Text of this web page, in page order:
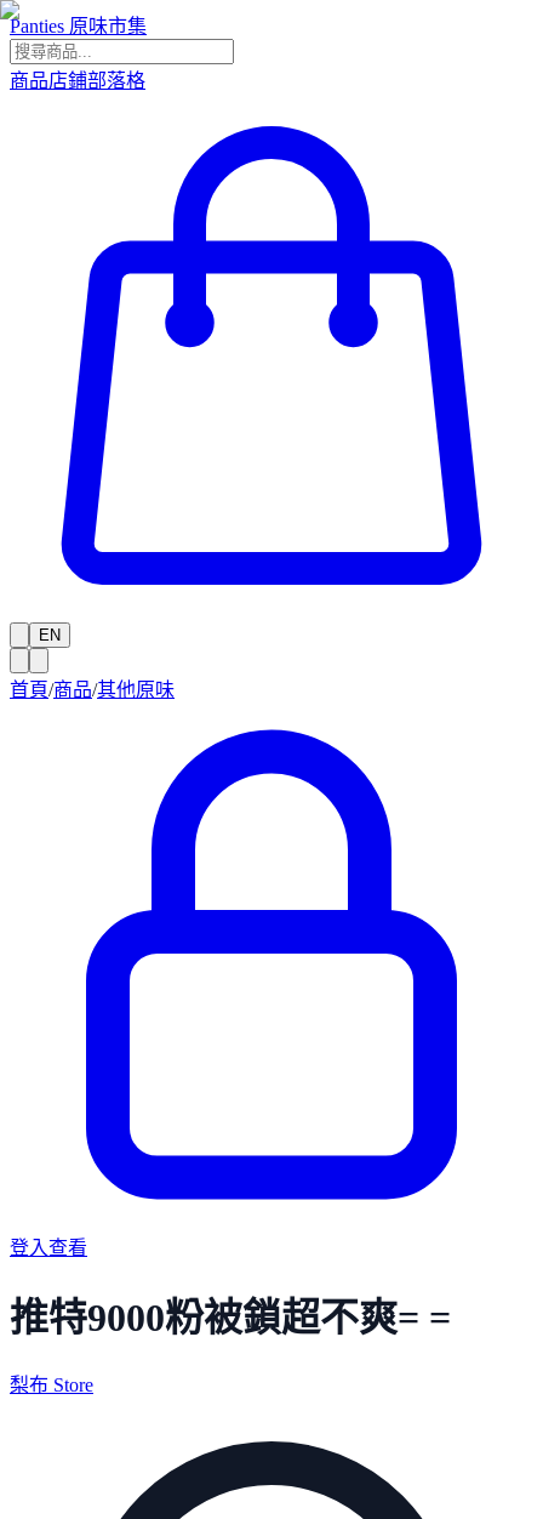
Panties 原味市集
商品店鋪部落格
EN
首頁/商品/其他原味
登入查看
推特9000粉被鎖超不爽= =
梨布 Store